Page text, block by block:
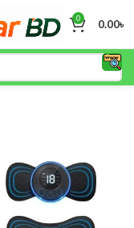
0 0.00৳